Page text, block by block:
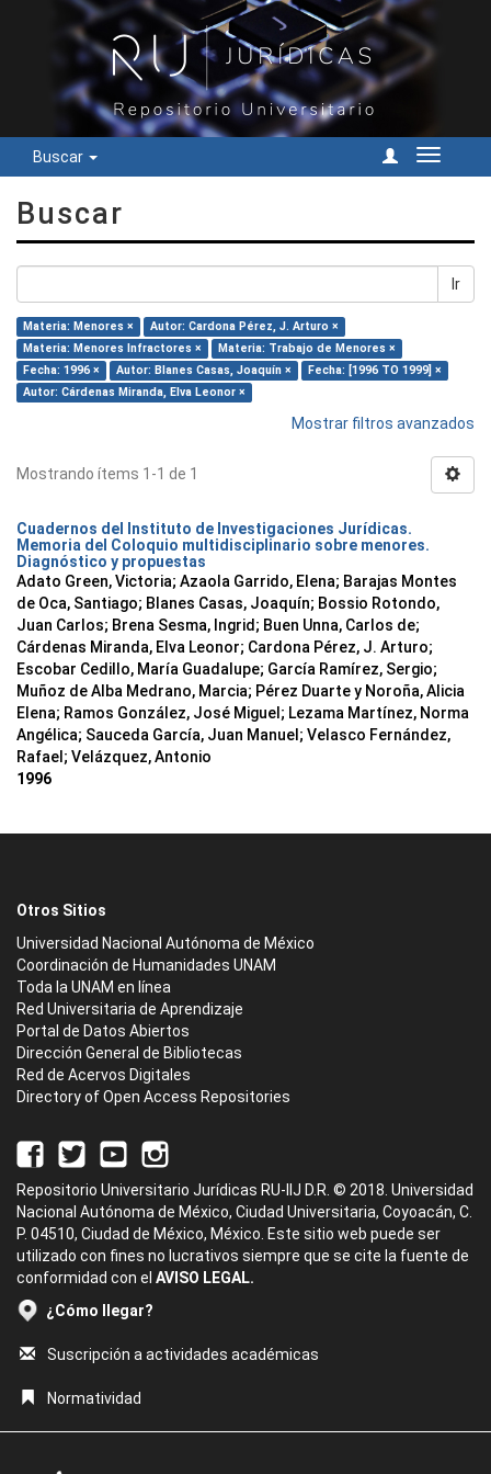
Buscar
Cambiar
Buscar
Ir
Materia: Menores ×
Autor: Cardona Pérez, J. Arturo ×
Materia: Menores Infractores ×
Materia: Trabajo de Menores ×
Fecha: 1996 ×
Autor: Blanes Casas, Joaquín ×
Fecha: [1996 TO 1999] ×
Autor: Cárdenas Miranda, Elva Leonor ×
Mostrar filtros avanzados
Mostrando ítems 1-1 de 1
Cuadernos del Instituto de Investigaciones Jurídicas.
Memoria del Coloquio multidisciplinario sobre menores.
Diagnóstico y propuestas
Adato Green, Victoria; Azaola Garrido, Elena; Barajas Montes
de Oca, Santiago; Blanes Casas, Joaquín; Bossio Rotondo,
Juan Carlos; Brena Sesma, Ingrid; Buen Unna, Carlos de;
Cárdenas Miranda, Elva Leonor; Cardona Pérez, J. Arturo;
Escobar Cedillo, María Guadalupe; García Ramírez, Sergio;
Muñoz de Alba Medrano, Marcia; Pérez Duarte y Noroña, Alicia
Elena; Ramos González, José Miguel; Lezama Martínez, Norma
Angélica; Sauceda García, Juan Manuel; Velasco Fernández,
Rafael; Velázquez, Antonio
1996
Otros Sitios
Universidad Nacional Autónoma de México
Coordinación de Humanidades UNAM
Toda la UNAM en línea
Red Universitaria de Aprendizaje
Portal de Datos Abiertos
Dirección General de Bibliotecas
Red de Acervos Digitales
Directory of Open Access Repositories
Repositorio Universitario Jurídicas RU-IIJ D.R. © 2018. Universidad
Nacional Autónoma de México, Ciudad Universitaria, Coyoacán, C.
P. 04510, Ciudad de México, México. Este sitio web puede ser
utilizado con fines no lucrativos siempre que se cite la fuente de
conformidad con el AVISO LEGAL.
¿Cómo llegar?
Suscripción a actividades académicas
Normatividad